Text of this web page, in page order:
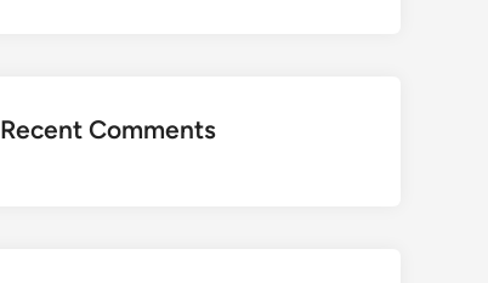
Recent Comments